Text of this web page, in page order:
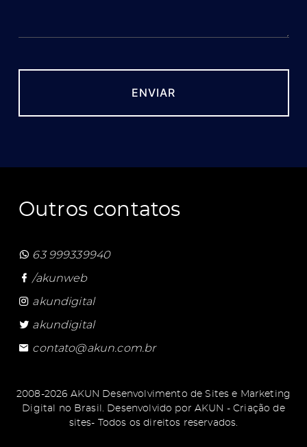
Outros contatos
63 999339940
/akunweb
akundigital
akundigital
contato@akun.com.br
2008-2026 AKUN Desenvolvimento de Sites e Marketing
Digital no Brasil. Desenvolvido porAKUN - Criação de
sites- Todos os direitos reservados.